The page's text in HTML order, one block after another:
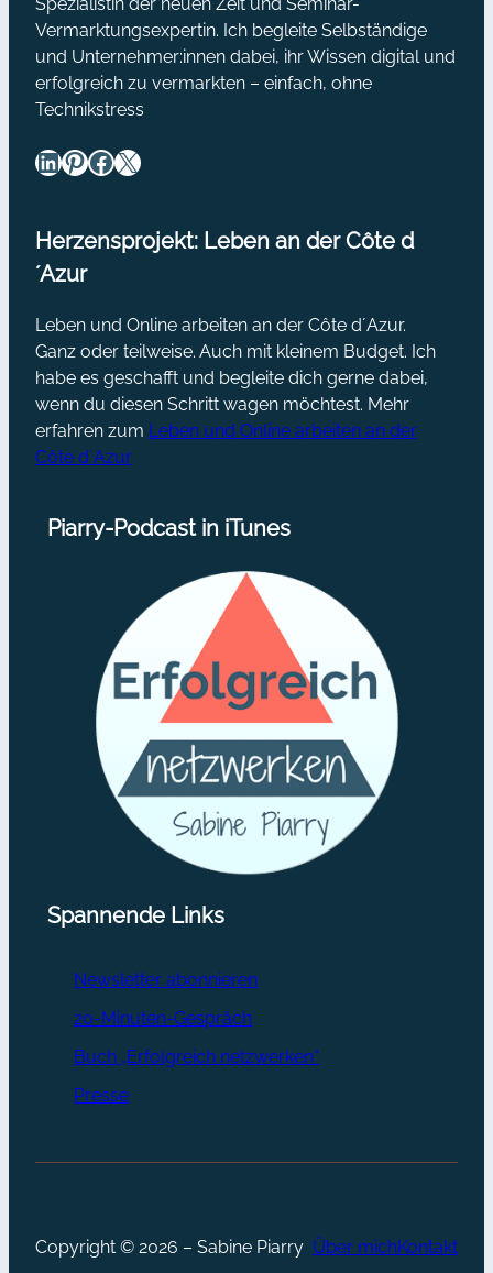
Vermarktungsexpertin. Ich begleite Selbständige
und Unternehmer:innen dabei, ihr Wissen digital und
erfolgreich zu vermarkten – einfach, ohne
Technikstress
LinkedIn Pinterest Facebook X
Herzensprojekt: Leben an der Côte d
´Azur
Leben und Online arbeiten an der Côte d´Azur.
Ganz oder teilweise. Auch mit kleinem Budget. Ich
habe es geschafft und begleite dich gerne dabei,
wenn du diesen Schritt wagen möchtest. Mehr
erfahren zum Leben und Online arbeiten an der
Côte d´Azur
Piarry-Podcast in iTunes
Spannende Links
Newsletter abonnieren
20-Minuten-Gespräch
Buch „Erfolgreich netzwerken“
Presse
Copyright © 2026 – Sabine Piarry Über michKontakt